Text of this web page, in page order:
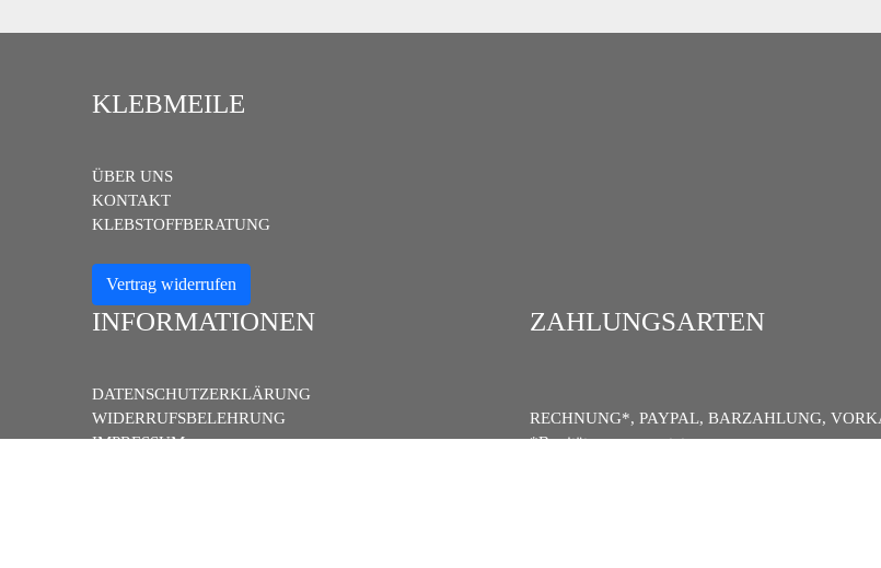
KLEBMEILE
ÜBER UNS
KONTAKT
KLEBSTOFFBERATUNG
Vertrag widerrufen
INFORMATIONEN
DATENSCHUTZERKLÄRUNG
WIDERRUFSBELEHRUNG
IMPRESSUM
ZAHLUNGSARTEN
RECHNUNG*, PAYPAL, BARZAHLUNG,
*Bonität vorausgesetzt